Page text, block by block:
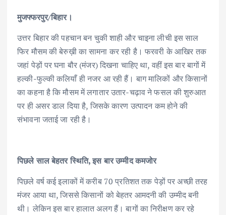
मुजफ्फरपुर/बिहार।
उत्तर बिहार की पहचान बन चुकी शाही और चाइना लीची इस साल
फिर मौसम की बेरुख़ी का सामना कर रही है। फरवरी के आखिर तक
जहां पेड़ों पर घना बौर (मंजर) दिखना चाहिए था, वहीं इस बार बागों में
हल्की-फुल्की कलियाँ ही नजर आ रही हैं। बाग मालिकों और किसानों
का कहना है कि मौसम में लगातार उतार-चढ़ाव ने फसल की शुरुआत
पर ही असर डाल दिया है, जिसके कारण उत्पादन कम होने की
संभावना जताई जा रही है।
पिछले साल बेहतर स्थिति, इस बार उम्मीद कमजोर
पिछले वर्ष कई इलाकों में करीब 70 प्रतिशत तक पेड़ों पर अच्छी तरह
मंजर आया था, जिससे किसानों को बेहतर आमदनी की उम्मीद बनी
थी। लेकिन इस बार हालात अलग हैं। बागों का निरीक्षण कर रहे